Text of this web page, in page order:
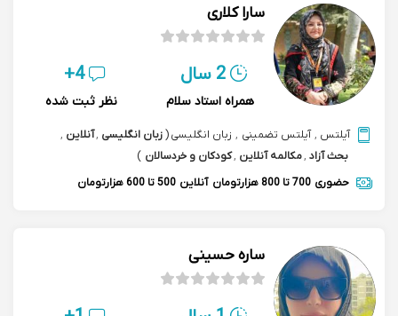
سارا کلاری
2 سال
همراه استاد سلام
4+
نظر ثبت شده
آیلتس , آیلتس تضمینی , زبان انگلیسی(زبان انگلیسی ,آنلاین ,
بحث آزاد ,مکالمه آنلاین ,کودکان و خردسالان )
حضوری 700 تا 800 هزارتومان آنلاین 500 تا 600 هزارتومان
ساره حسینی